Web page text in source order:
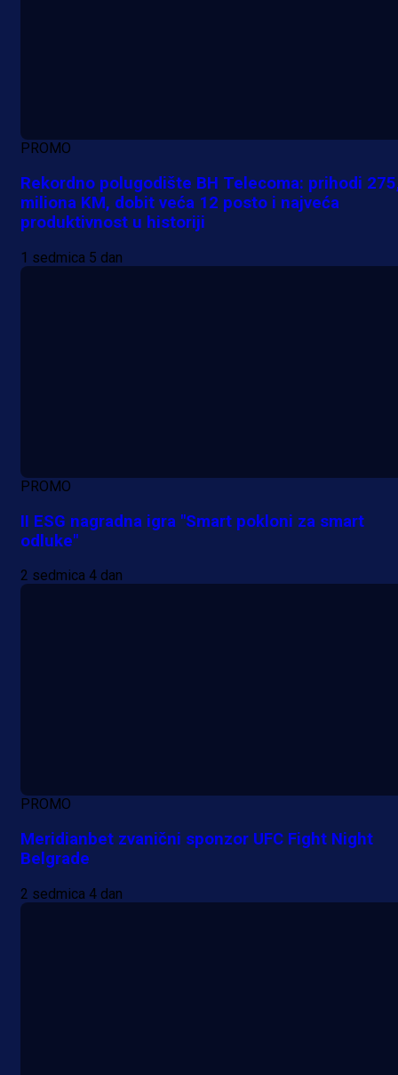
PROMO
Rekordno polugodište BH Telecoma: prihodi
miliona KM, dobit veća 12 posto i najveća
produktivnost u historiji
1 sedmica 5 dan
PROMO
II ESG nagradna igra "Smart pokloni za smart
odluke"
2 sedmica 4 dan
PROMO
Meridianbet zvanični sponzor UFC Fight Night
Belgrade
2 sedmica 4 dan